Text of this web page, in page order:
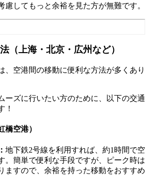
慮してもっと余裕を見た方が無難です。
（上海・北京・広州など）
、空港間の移動に便利な方法が多くあり
ーズに行いたい方のために、以下の交通
！
橋空港）
地下鉄2号線を利用すれば、約1時間で空
。簡単で便利な手段ですが、ピーク時は
ますので、余裕を持った移動をおすすめ